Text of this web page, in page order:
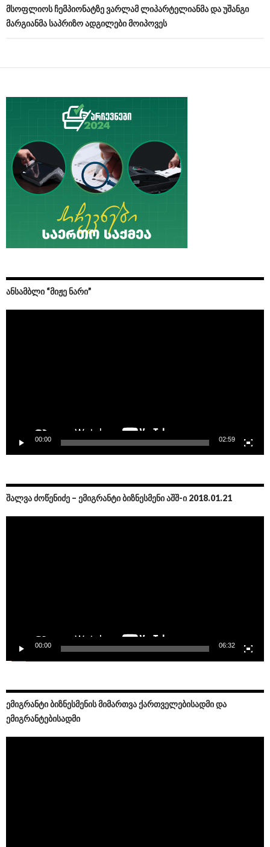
მსოფლიოს ჩემპიონატზე ვარლამ ლიპარტელიანმა და უშანგი
მარგიანმა საპრიზო ადგილები მოიპოვეს
ᲐᲜᲡᲐᲛᲑᲚᲘ “ᲛᲘᲟᲔ ᲜᲐᲠᲘ”
00:00 02:59
ᲨᲐᲚᲕᲐ ᲫᲝᲬᲔᲜᲘᲫᲔ – ᲔᲛᲘᲒᲠᲐᲜᲢᲘ ᲑᲘᲖᲜᲔᲡᲛᲔᲜᲘ ᲐᲨᲨ-Ი 2018.01.21
00:00 06:32
ᲔᲛᲘᲒᲠᲐᲜᲢᲘ ᲑᲘᲖᲜᲔᲡᲛᲔᲜᲘᲡ ᲛᲘᲛᲐᲠᲗᲕᲐ ᲥᲐᲠᲗᲕᲔᲚᲔᲑᲘᲡᲐᲓᲛᲘ ᲓᲐ
ᲔᲛᲘᲒᲠᲐᲜᲢᲔᲑᲘᲡᲐᲓᲛᲘ